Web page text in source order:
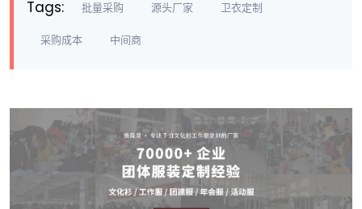
Tags: 批量采购 源头厂家 卫衣定制
采购成本 中间商